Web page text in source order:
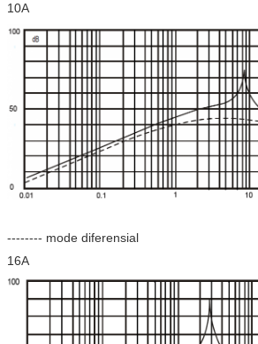
10A
-------- mode diferensial
16A